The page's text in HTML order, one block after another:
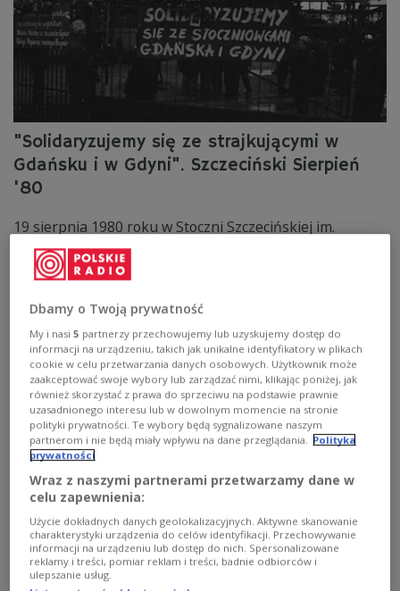
"Solidaryzujemy się ze strajkującymi w
Gdańsku i w Gdyni". Szczeciński Sierpień
'80
19 sierpnia 1980 roku w Stoczni Szczecińskiej im.
Warskiego powstał Międzyzakładowy Komitet
Strajkowy, jego przewodniczącym wybrano Mariana
Jurczyka. Dzień wcześniej o godz. 10.30 część wydziałów
kilka tysięcy pracowników.
Zobacz więcej na temat:Gdańsk
Janusz Marchwiński
Stocznia Szczecińska
Szczecin sierpień 80 Solidarność
PRL związki zawodowe
Dbamy o Twoją prywatność
My i nasi5 partnerzy przechowujemy lub uzyskujemy dostęp do
informacji na urządzeniu, takich jak unikalne identyfikatory w plikach
cookie w celu przetwarzania danych osobowych. Użytkownik może
zaakceptować swoje wybory lub zarządzać nimi, klikając poniżej, jak
również skorzystać z prawa do sprzeciwu na podstawie prawnie
uzasadnionego interesu lub w dowolnym momencie na stronie
polityki prywatności. Te wybory będą sygnalizowane naszym
partnerom i nie będą miały wpływu na dane przeglądania.
Polityka
prywatności
Wraz z naszymi partnerami przetwarzamy dane w
celu zapewnienia:
Użycie dokładnych danych geolokalizacyjnych. Aktywne skanowanie
charakterystyki urządzenia do celów identyfikacji. Przechowywanie
informacji na urządzeniu lub dostęp do nich. Spersonalizowane
reklamy i treści, pomiar reklam i treści, badnie odbiorców i
ulepszanie usług.